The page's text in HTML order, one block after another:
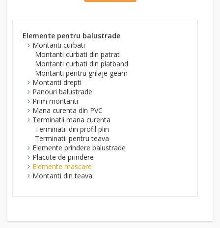
Elemente pentru balustrade
Montanti curbati
Montanti curbati din patrat
Montanti curbati din platband
Montanti pentru grilaje geam
Montanti drepti
Panouri balustrade
Prim montanti
Mana curenta din PVC
Terminatii mana curenta
Terminatii din profil plin
Terminatii pentru teava
Elemente prindere balustrade
Placute de prindere
Elemente mascare
Montanti din teava